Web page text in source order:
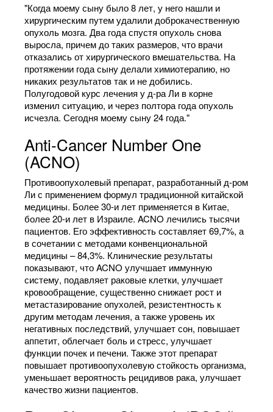
"Когда моему сыну было 8 лет, у него нашли и
хирургическим путем удалили доброкачественную
опухоль мозга. Два года спустя опухоль снова
выросла, причем до таких размеров, что врачи
отказались от хирургического вмешательства. На
протяжении года сыну делали химиотерапию, но
никаких результатов так и не добились.
Полугодовой курс лечения у д-ра Ли в корне
изменил ситуацию, и через полтора года опухоль
исчезла. Сегодня моему сыну 24 года."
Anti-Cancer Number One
(ACNO)
Противоопухолевый препарат, разработанный д-ром
Ли с применением формул традиционной китайской
медицины. Более 30-и лет применяется в Китае,
более 20-и лет в Израиле. ACNO лечились тысячи
пациентов. Его эффективность составляет 69,7%, а
в сочетании с методами конвенциональной
медицины – 84,3%. Клинические результаты
показывают, что ACNO улучшает иммунную
систему, подавляет раковые клетки, улучшает
кровообращение, существенно снижает рост и
метастазирование опухолей, резистентность к
другим методам лечения, а также уровень их
негативных последствий, улучшает сон, повышает
аппетит, облегчает боль и стресс, улучшает
функции почек и печени. Также этот препарат
повышает противоопухолевую стойкость организма,
уменьшает вероятность рецидивов рака, улучшает
качество жизни пациентов.